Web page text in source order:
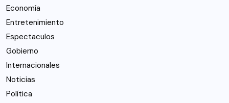
Economía
Entretenimiento
Espectaculos
Gobierno
Internacionales
Noticias
Política